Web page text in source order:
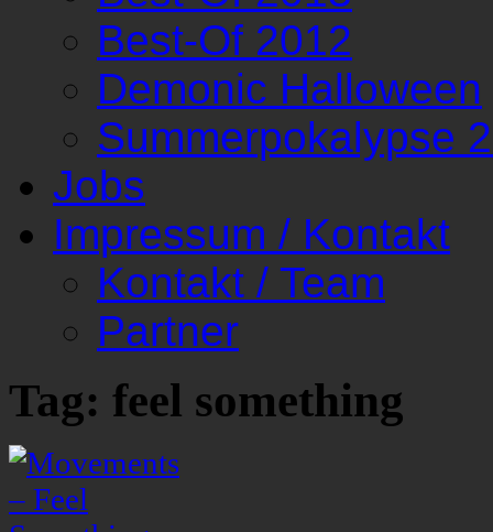
Best-Of 2012
Demonic Halloween
Summerpokalypse
Jobs
Impressum / Kontakt
Kontakt / Team
Partner
Tag: feel something